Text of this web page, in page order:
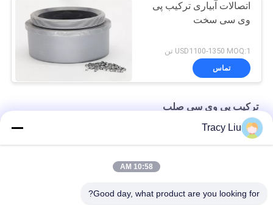
اتصالات آبیاری ترکیب پی
وی سی سخت
USD1100-1350 MOQ:1 تن
تماس
ترکیب پی وی سی صلب
لوله های ترکیبی پی وی سی سخت و شفاف پی وی سی ROHS Rigid
Tracy Liu
10:58 AM
Good day, what product are you looking for?